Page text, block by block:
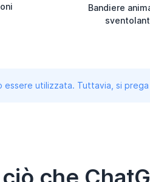
Bandiere
essere utilizzata. Tuttavia, si